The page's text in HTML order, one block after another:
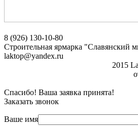
8 (926) 130-10-80
Строительная ярмарка "Славянский
laktop@yandex.ru
2015
Спасибо! Ваша заявка принята!
Заказать звонок
Ваше имя